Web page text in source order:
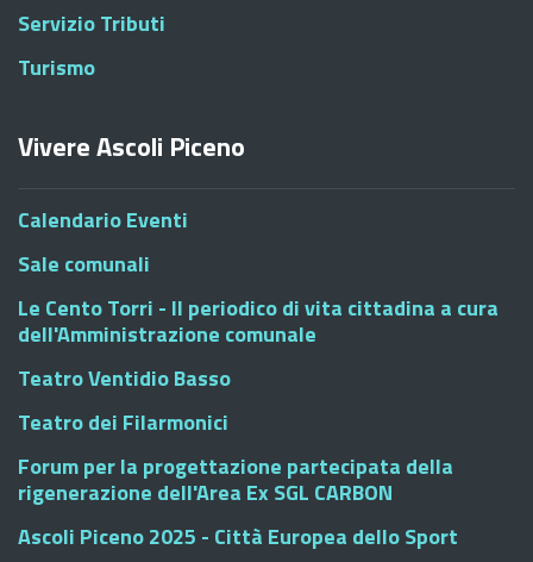
Servizio Tributi
Turismo
Vivere Ascoli Piceno
Calendario Eventi
Sale comunali
Le Cento Torri - Il periodico di vita cittadina a cura
dell'Amministrazione comunale
Teatro Ventidio Basso
Teatro dei Filarmonici
Forum per la progettazione partecipata della
rigenerazione dell'Area Ex SGL CARBON
Ascoli Piceno 2025 - Città Europea dello Sport